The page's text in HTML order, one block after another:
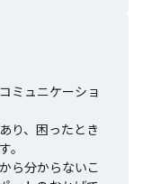
ミュニケーショ
り、困ったとき
。
ら分からないこ